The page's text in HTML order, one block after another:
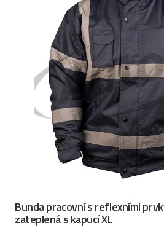
Bunda pracovní s reflexními
zateplená s kapucí XL